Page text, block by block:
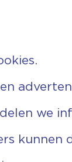
Contactgegevens
7731 PA Ommen
0529 455 767
we